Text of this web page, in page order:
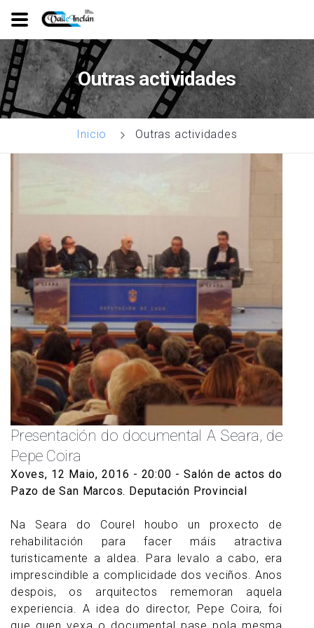
Ir
o
contido
principal
Outras actividades
Inicio Outras actividades
Presentación do documental A Seara, de
Pepe Coira
Xoves, 12 Maio, 2016 - 20:00 - Salón de actos do
Pazo de San Marcos. Deputación Provincial
Na Seara do Courel houbo un proxecto de
rehabilitación para facer máis atractiva
turisticamente a aldea. Para levalo a cabo, era
imprescindible a complicidade dos veciños. Anos
despois, os arquitectos rememoran aquela
experiencia. A idea do director, Pepe Coira, foi